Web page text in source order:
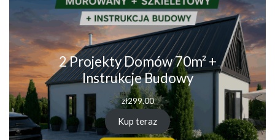
2 Projekty Domów 70m² +
Instrukcje Budowy
zł299.00
Kup teraz